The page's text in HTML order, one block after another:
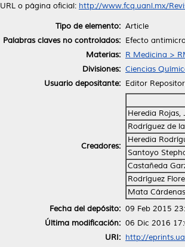
URL o página oficial: http://www.fcq.uanl.mx/
Tipo de elemento: Article
Palabras claves no controlados: Efecto
Materias: R Medicina >
Divisiones: Ciencias
Usuario depositante: Editor
Creadores:
Heredia Rojas,
Rodríguez de
Heredia
Santoyo
Castañeda
Rodríguez
Mata
Fecha del depósito: 09 Feb 2015
Última modificación: 06 Dic 2016
URI: http://